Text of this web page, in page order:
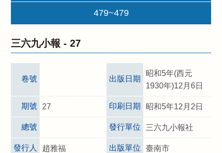
479~479
三六九小報 -27
卷號 出版日期
昭和5年(西元
1930年)12月6日
期號 27 印刷日期 昭和5年12月2日
總號 發行單位 三六九小報社
發行人 趙雅福 出版單位 臺南市